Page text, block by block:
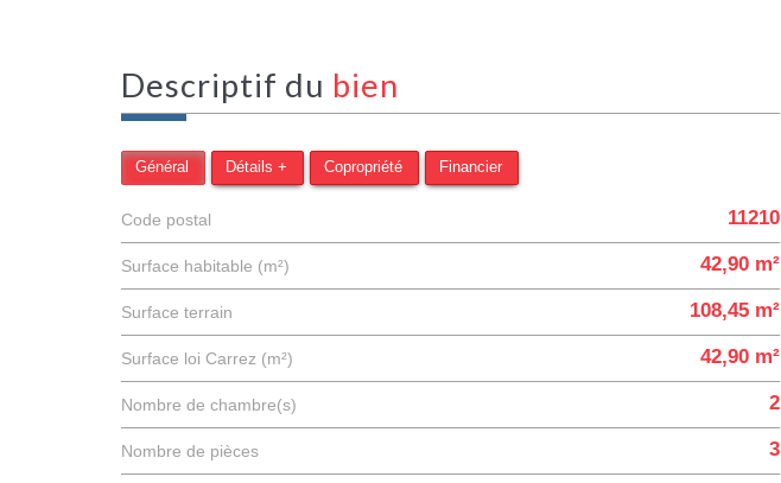
descriptif du bien
Général Détails + Copropriété Financier
Code postal 11210
Surface habitable (m²) 42,90 m²
surface terrain 108,45 m²
Surface loi Carrez (m²) 42,90 m²
Nombre de chambre(s) 2
Nombre de pièces 3